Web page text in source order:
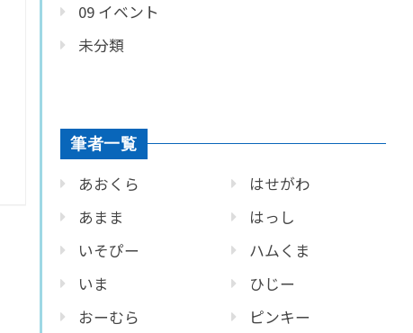
09 イベント
未分類
筆者一覧
あおくら
あまま
いそぴー
いま
おーむら
はせがわ
はっし
ハムくま
ひじー
ピンキー